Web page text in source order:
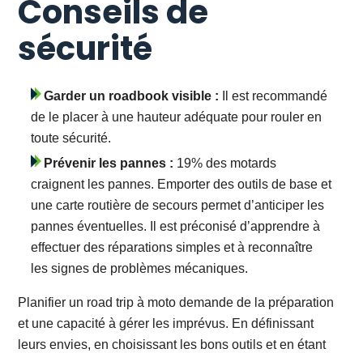
Conseils de
sécurité
Garder un roadbook visible :
Il est recommandé
de le placer à une hauteur adéquate pour rouler en
toute sécurité.
Prévenir les pannes : 19% des motards
craignent les pannes. Emporter des outils de base et
une carte routière de secours permet d’anticiper les
pannes éventuelles. Il est préconisé d’apprendre à
effectuer des réparations simples et à reconnaître
les signes de problèmes mécaniques.
Planifier un road trip à moto demande de la préparation
et une capacité à gérer les imprévus. En définissant
leurs envies, en choisissant les bons outils et en étant